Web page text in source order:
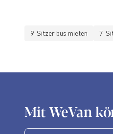
9-Sitzer bus mieten 7-
Mit WeVan